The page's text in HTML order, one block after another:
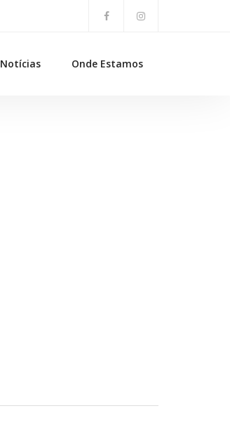
Notícias Onde Estamos